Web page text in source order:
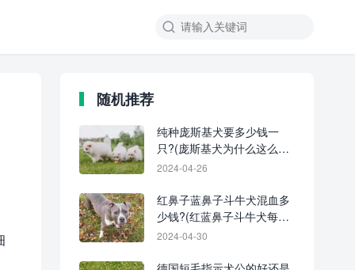
随机推荐
纯种庞斯基犬要多少钱一
只?(庞斯基犬为什么这么
贵?)
2024-04-26
红鼻子蓝鼻子斗牛犬混血多
少钱?(红蓝鼻子斗牛犬每年
的成本花费)
2024-04-30